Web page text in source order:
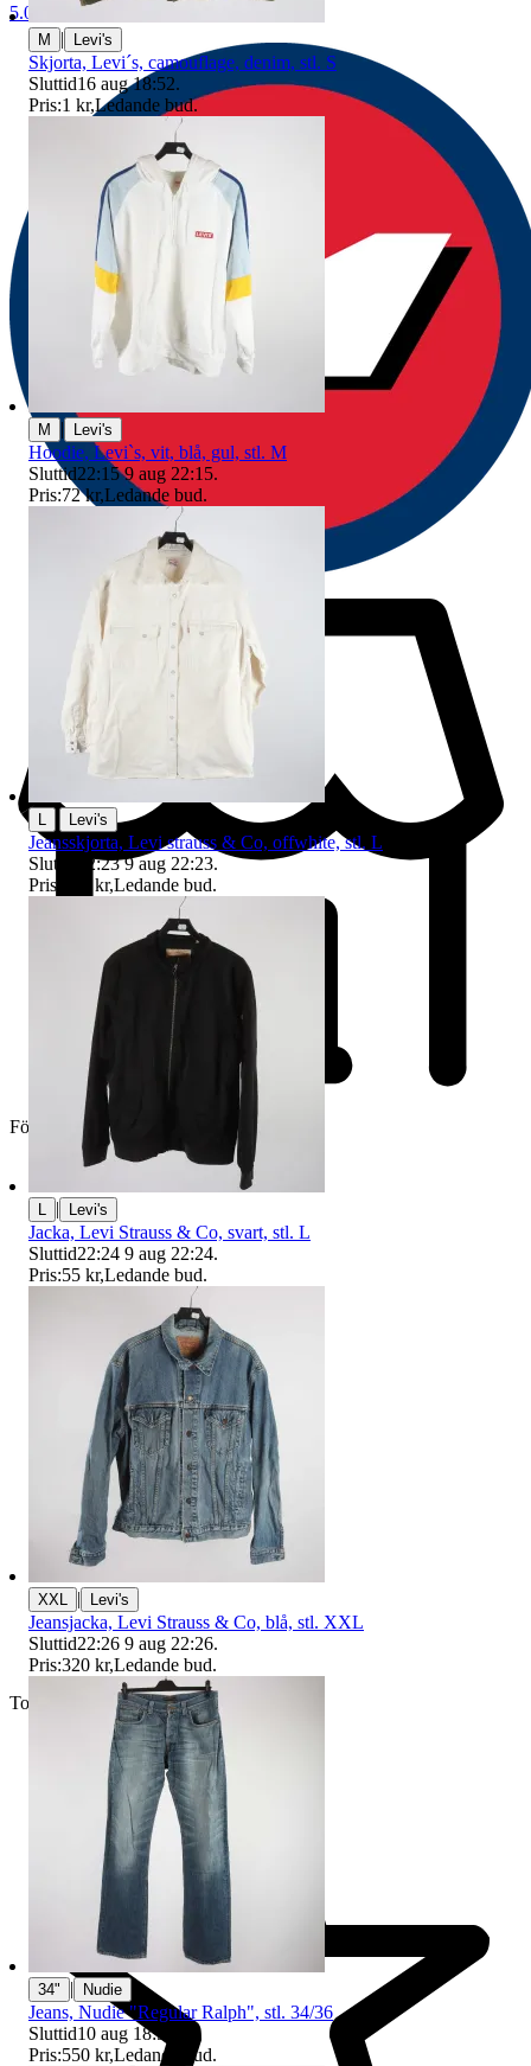
5.0
Företag
Toppsäljare
M | Levi's
Skjorta, Levi´s, camouflage, denim, stl. S
Sluttid16 aug 18:52.
Pris:1 kr,Ledande bud.
M | Levi's
Hoodie, Levi`s, vit, blå, gul, stl. M
Sluttid22:15 9 aug 22:15.
Pris:72 kr,Ledande bud.
Levi's
Jeansskjorta, Levi strauss & Co, offwhite, stl. L
Sluttid
22:23 9 aug 22:23.
Pris:
215 kr,Ledande bud.
| Levi's
Jacka, Levi Strauss & Co, svart, stl. L
Sluttid22:24 9 aug 22:24.
Pris:55 kr,Ledande bud.
XXL | Levi's
Jeansjacka, Levi Strauss & Co, blå, stl. XXL
Sluttid22:26 9 aug 22:26.
Pris:320 kr,Ledande bud.
34" | Nudie
Jeans, Nudie "Regular Ralph", stl. 34/36
Sluttid10 aug 18:53
Pris:550 kr,Ledande bud.